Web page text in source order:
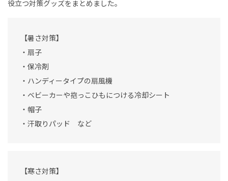
役立つ対策グッズをまとめました。
【暑さ対策】
・扇子
・保冷剤
・ハンディータイプの扇風機
・ベビーカーや抱っこひもにつける冷却シート
・帽子
・汗取りパッド など
【寒さ対策】